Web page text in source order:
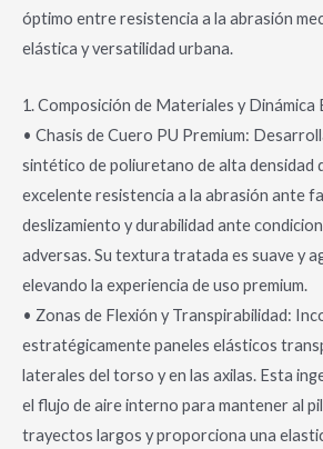
óptimo entre resistencia a la abrasión
elástica y versatilidad urbana.
1. Composición de Materiales y
• Chasis de Cuero PU Premium:
sintético de poliuretano de alta densidad
excelente resistencia a la abrasión ante
deslizamiento y durabilidad ante
adversas. Su textura tratada es suave y
elevando la experiencia de uso premium.
• Zonas de Flexión y Transpirabilidad:
estratégicamente paneles elásticos
laterales del torso y en las axilas. Esta
el flujo de aire interno para mantener al
trayectos largos y proporciona una